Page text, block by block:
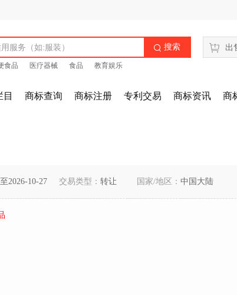
 搜索
食品 医疗器械 食品 教育娱乐
出
目 商标查询 商标注册 专利交易 商标资讯 商
2026-10-27 交易类型： 转让 国家/地区： 中国大陆